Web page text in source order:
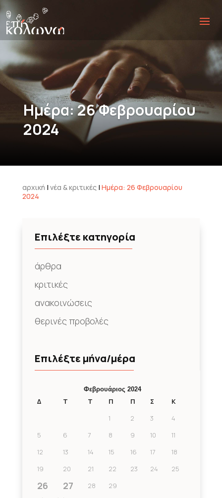
Ημέρα:26 Φεβρουαρίου
2024
αρχική | νέα & κριτικές| Ημέρα: 26 Φεβρουαρίου
2024
Επιλέξτε κατηγορία
άρθρα
κριτικές
ανακοινώσεις
θερινές προβολές
Επιλέξτε μήνα/μέρα
Φεβρουάριος 2024
Δ Τ Τ Π Π Σ
Κ
1
2 3
4
5
6 7 8 9 10
11
12
13 14 15 16 17
18
19
20 21 22 23 24 25
26 27 28 29